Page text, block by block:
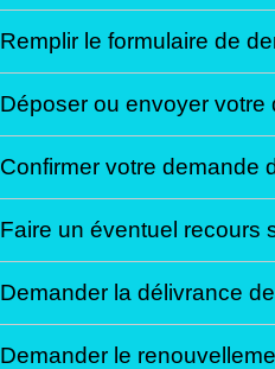
Remplir le formulaire de
Déposer ou envoyer
Confirmer votre demande
Faire un éventuel recours
Demander la délivrance
Demander le